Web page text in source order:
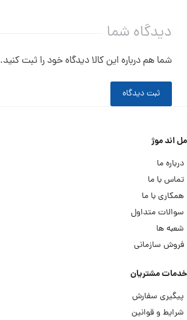
دیدگاه شما
شما هم درباره این کالا دیدگاه خود را ثبت کنید.
ثبت دیدگاه
مل اند موژ
درباره ما
تماس با ما
همکاری با ما
سوالات متداول
شعبه ها
فروش سازمانی
خدمات مشتریان
پیگیری سفارش
شرایط و قوانین